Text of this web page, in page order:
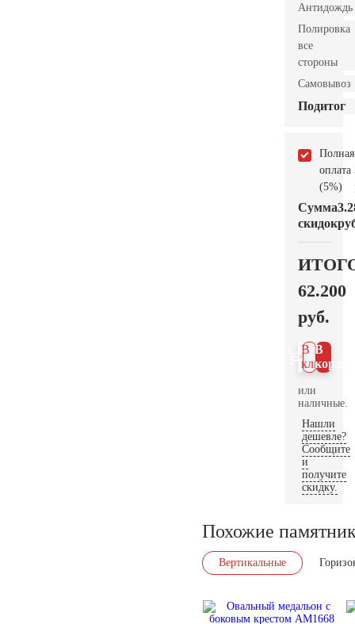
Антидождь
Полировка
все
стороны
Самовывоз
Подитог
Полная
оплата
(5%)
Сумма
скидок
62.200
руб.
В
В 1
клик
или
наличные.
Нашли
дешевле?
Сообщите
и
получите
скидку.
Похожие
Вертикальные